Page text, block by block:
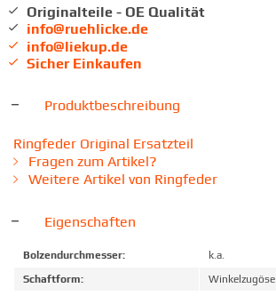
Originalteile - OE Qualität
info@ruehlicke.de
info@liekup.de
Sicher Einkaufen
Produktbeschreibung
Ringfeder Original Ersatzteil
Fragen zum Artikel?
Weitere Artikel von Ringfeder
Eigenschaften
Bolzendurchmesser:
k.a.
Schaftform:
Winkelzugöse